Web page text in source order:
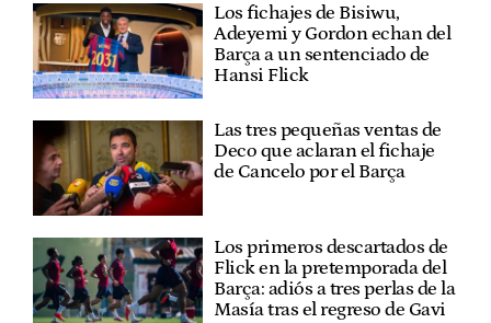
Los fichajes de Bisiwu,
Adeyemi y Gordon echan del
Barça a un sentenciado de
Hansi Flick
Las tres pequeñas ventas de
Deco que aclaran el fichaje
de Cancelo por el Barça
Los primeros descartados de
Flick en la pretemporada del
Barça: adiós a tres perlas de la
Masía tras el regreso de Gavi